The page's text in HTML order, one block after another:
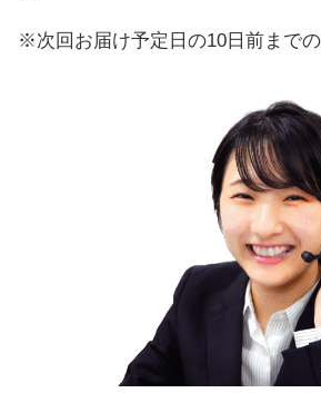
※次回お届け予定日の10日前まで